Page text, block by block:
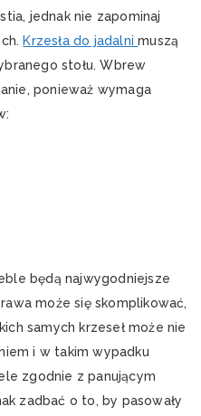
jednak nie zapominaj
Krzesła do jadalnimuszą
stołu. Wbrew
ponieważ wymaga
będą najwygodniejsze
może się skomplikować,
samych krzeseł może nie
i w takim wypadku
zgodnie z panującym
zadbać o to, by pasowały